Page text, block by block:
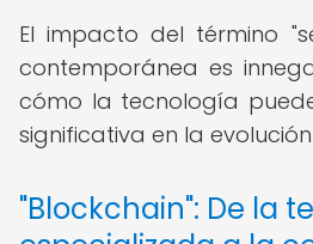
El impacto del término
contemporánea es
cómo la tecnología
significativa en la
"Blockchain": De la